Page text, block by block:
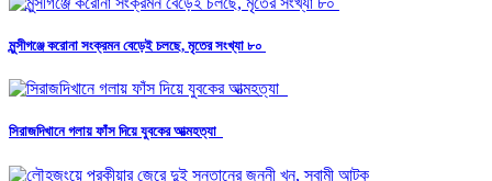
মুন্সীগঞ্জে করোনা সংক্রমন বেড়েই চলছে, মৃতের সংখ্যা ৮০
সিরাজদিখানে গলায় ফাঁস দিয়ে যুবকের আত্মহত্যা